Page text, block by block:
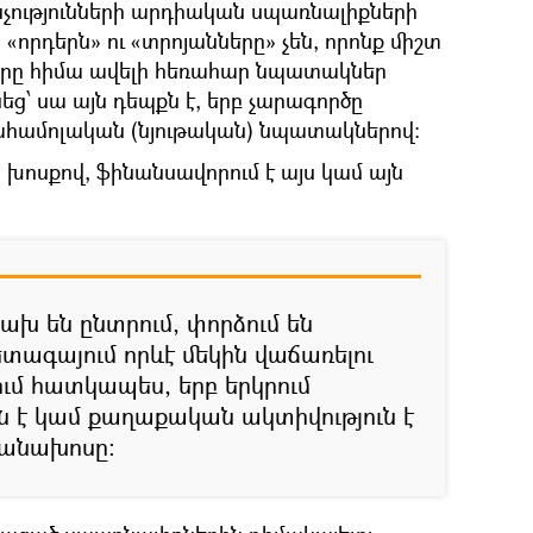
արդիական սպառնալիքների
ու «տրոյանները» չեն, որոնք միշտ
հիմա ավելի հեռահար նպատակներ
սա այն դեպքն է, երբ չարագործը
(նյութական) նպատակներով։
ֆինանսավորում է այս կամ այն
են ընտրում, փորձում են
որևէ մեկին վաճառելու
հատկապես, երբ երկրում
կամ քաղաքական ակտիվություն է